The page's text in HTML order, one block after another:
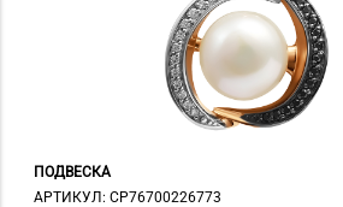
ПОДВЕСКА
АРТИКУЛ: СP76700226773